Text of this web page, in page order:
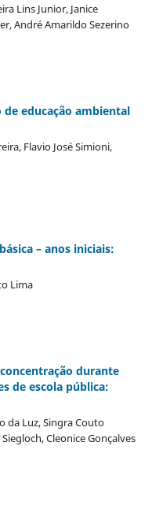
Lins Junior, Janice
André Amarildo Sezerino
educação ambiental
Flavio José Simioni,
– anos iniciais:
Lima
durante
de escola pública:
da Luz, Singra Couto
Cleonice Gonçalves